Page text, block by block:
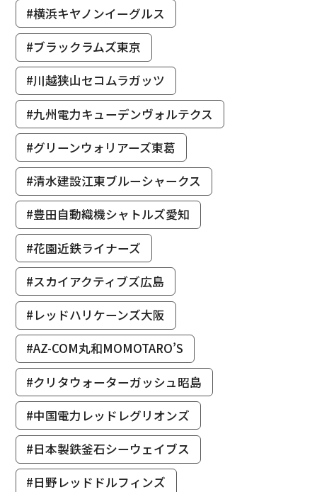
#横浜キヤノンイーグルス
#ブラックラムズ東京
#川越狭山セコムラガッツ
#九州電力キューデンヴォルテクス
#グリーンウォリアーズ東葛
#清水建設江東ブルーシャークス
#豊田自動織機シャトルズ愛知
#花園近鉄ライナーズ
#スカイアクティブズ広島
#レッドハリケーンズ大阪
#AZ-COM丸和MOMOTARO’S
#クリタウォーターガッシュ昭島
#中国電力レッドレグリオンズ
#日本製鉄釜石シーウェイブス
#日野レッドドルフィンズ